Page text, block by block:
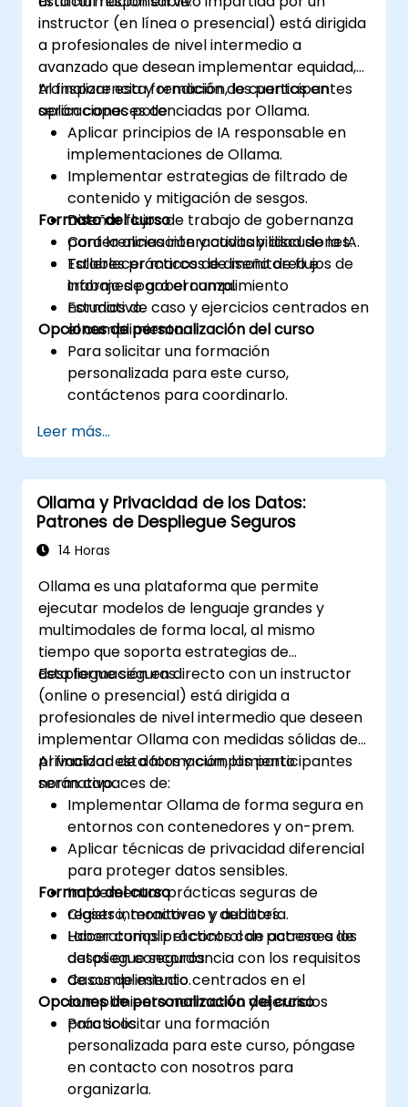
instructor (en línea o presencial) está dirigida
a profesionales de nivel intermedio a
avanzado que desean implementar equidad,
transparencia y rendición de cuentas en
aplicaciones potenciadas por Ollama.
Al finalizar esta formación, los participantes
serán capaces de:
Aplicar principios de IA responsable en
implementaciones de Ollama.
Implementar estrategias de filtrado de
contenido y mitigación de sesgos.
Diseñar flujos de trabajo de gobernanza
para la alineación y auditabilidad de la IA.
Establecer marcos de monitoreo e
informes para el cumplimiento
normativo.
Formato del curso
Conferencias interactivas y discusiones.
Talleres prácticos de diseño de flujos de
trabajo de gobernanza.
Estudios de caso y ejercicios centrados en
el cumplimiento.
Opciones de personalización del curso
Para solicitar una formación
personalizada para este curso,
contáctenos para coordinarlo.
Leer más...
Ollama y Privacidad de los Datos:
Patrones de Despliegue Seguros
14 Horas
Ollama es una plataforma que permite
ejecutar modelos de lenguaje grandes y
multimodales de forma local, al mismo
tiempo que soporta estrategias de
despliegue seguras.
Esta formación en directo con un instructor
(online o presencial) está dirigida a
profesionales de nivel intermedio que deseen
implementar Ollama con medidas sólidas de
privacidad de datos y cumplimiento
normativo.
Al finalizar esta formación, los participantes
serán capaces de:
Implementar Ollama de forma segura en
entornos con contenedores y on-prem.
Aplicar técnicas de privacidad diferencial
para proteger datos sensibles.
Implementar prácticas seguras de
registro, monitoreo y auditoría.
Hacer cumplir el control de acceso a los
datos en concordancia con los requisitos
de cumplimiento.
Formato del curso
Clases interactivas y debates.
Laboratorios prácticos con patrones de
despliegue seguros.
Casos de estudio centrados en el
cumplimiento normativo y ejercicios
prácticos.
Opciones de personalización del curso
Para solicitar una formación
personalizada para este curso, póngase
en contacto con nosotros para
organizarla.